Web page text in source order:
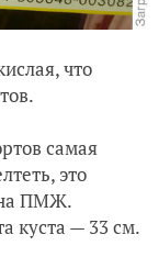
что
самая
это
на ПМЖ.
куста — 33 см.